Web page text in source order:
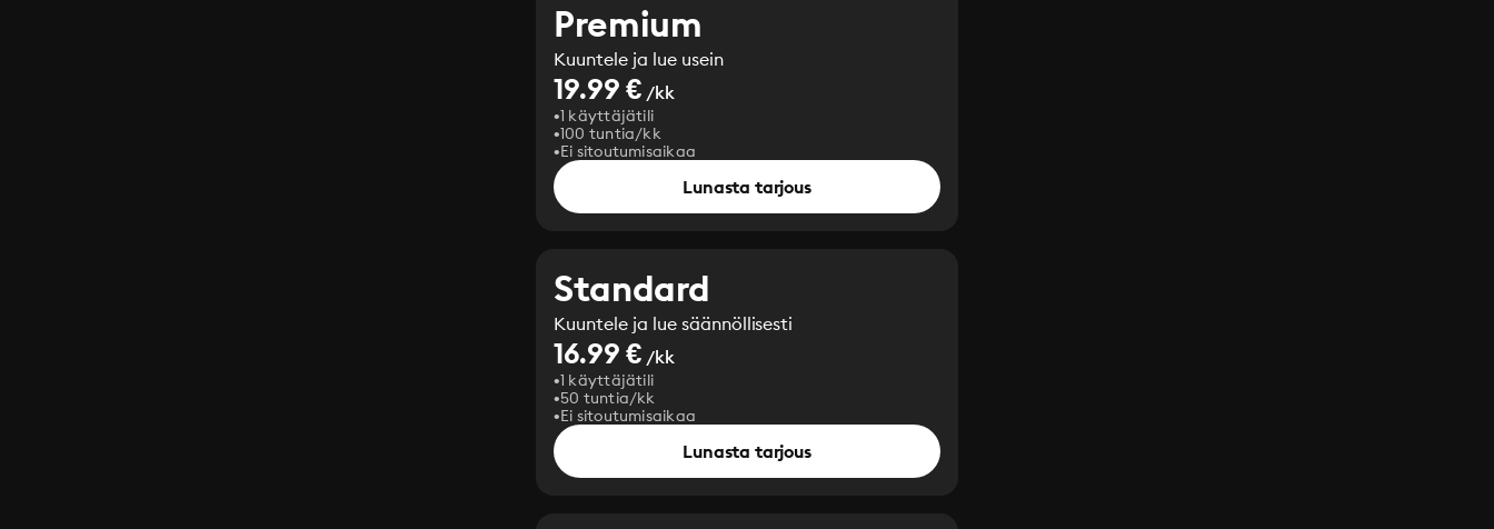
Premium
Kuuntele ja lue usein
19.99 € /kk
1 käyttäjätili
100 tuntia/kk
Ei sitoutumisaikaa
Lunasta tarjous
Standard
Kuuntele ja lue säännöllisesti
16.99 € /kk
1 käyttäjätili
50 tuntia/kk
Ei sitoutumisaikaa
Lunasta tarjous